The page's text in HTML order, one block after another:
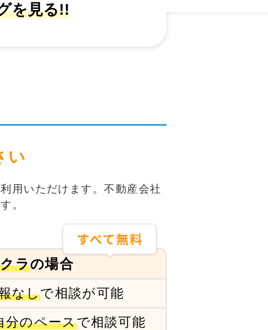
を見る!!
い
用いただけます。不動産会社
。
ラの場合
なしで相談が可能
分のペースで相談可能